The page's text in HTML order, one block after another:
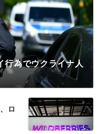
行為でウクライナ人
ロ